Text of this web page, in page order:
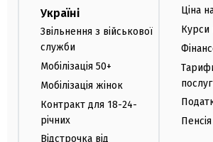
Україні
Звільнення з військової
служби
Мобілізація 50+
Мобілізація жінок
Контракт для 18-24-
річних
Відстрочка від
Ціна
Курси